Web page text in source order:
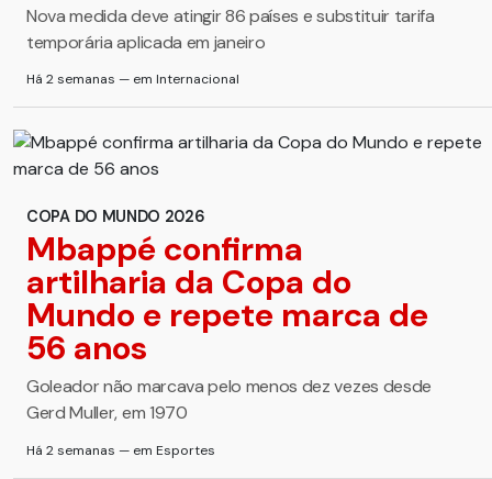
Nova medida deve atingir 86 países e substituir tarifa
temporária aplicada em janeiro
Há 2 semanas — em Internacional
COPA DO MUNDO 2026
Mbappé confirma
artilharia da Copa do
Mundo e repete marca de
56 anos
Goleador não marcava pelo menos dez vezes desde
Gerd Muller, em 1970
Há 2 semanas — em Esportes